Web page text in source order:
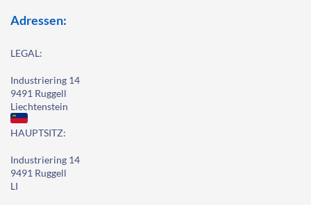
Adressen:
LEGAL:
Industriering 14
9491 Ruggell
Liechtenstein
HAUPTSITZ:
Industriering 14
9491 Ruggell
LI